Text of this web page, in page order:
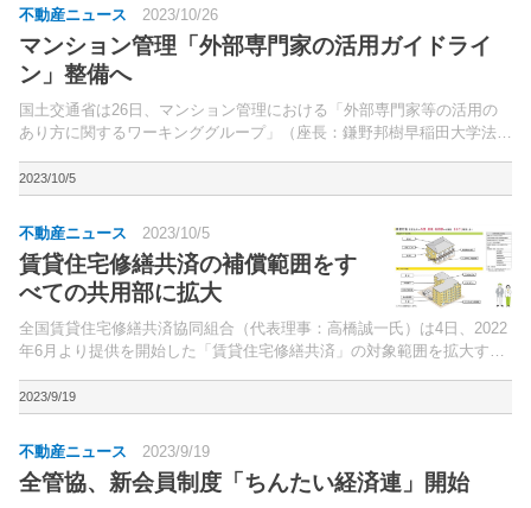
不動産ニュース 2023/10/26
マンション管理「外部専門家の活用ガイドライ
ン」整備へ
国土交通省は26日、マンション管理における「外部専門家等の活用の
あり方に関するワーキンググループ」（座長：鎌野邦樹早稲田大学法学
手不足などを背景として、管理業務を受託している管理業...
2023/10/5
不動産ニュース 2023/10/5
賃貸住宅修繕共済の補償範囲をす
べての共用部に拡大
全国賃貸住宅修繕共済協同組合（代表理事：高橋誠一氏）は4日、2022
年6月より提供を開始した「賃貸住宅修繕共済」の対象範囲を拡大する
的に、全国賃貸管理ビジネス協会、（公社）全国賃貸...
2023/9/19
不動産ニュース 2023/9/19
全管協、新会員制度「ちんたい経済連」開始